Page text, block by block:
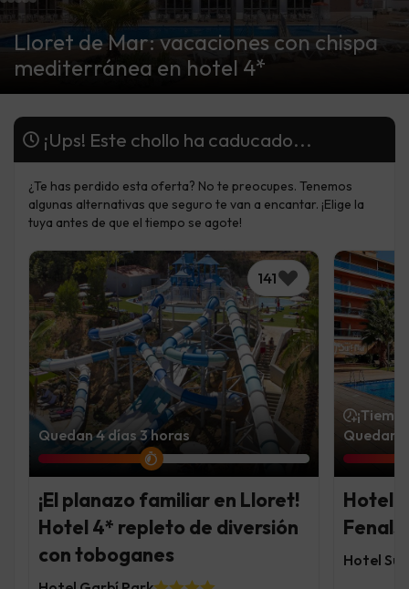
Lloret de Mar: vacaciones con chispa
mediterránea en hotel 4*
¡Ups! Este chollo ha caducado...
¿Te has perdido esta oferta? No te preocupes. Tenemos
algunas alternativas que seguro te van a encantar. ¡Elige la
tuya antes de que el tiempo se agote!
141
Quedan 4 días 3 horas
¡El planazo familiar en Lloret!
Hotel 4* repleto de diversión
con toboganes
Quedan
Hotel
Hotel